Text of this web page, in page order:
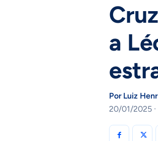
a
Por Luiz
20/01/2025 ·